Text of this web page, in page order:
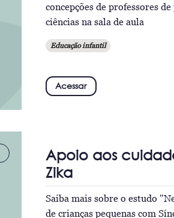
concepções de professores
ciências na sala de aula
Educação infantil
Acessar
Apoio aos
Zika
Saiba mais sobre o estudo
de crianças pequenas com